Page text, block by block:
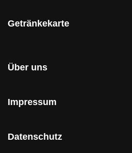
Getränkekarte
Über uns
Impressum
Datenschutz